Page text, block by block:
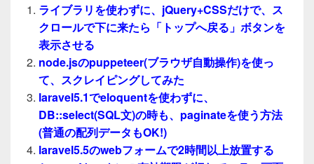
ライブラリを使わずに、jQuery+CSSだけで、ス
クロールで下に来たら「トップへ戻る」ボタンを
表示させる
node.jsのpuppeteer(ブラウザ自動操作)を使っ
て、スクレイピングしてみた
laravel5.1でeloquentを使わずに、
DB::select(SQL文)の時も、paginateを使う方法
(普通の配列データもOK!)
laravel5.5のwebフォームで2時間以上放置する